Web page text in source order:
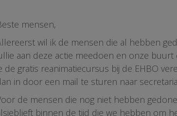
mensen,
wil ik de mensen die al hebben
aan deze actie meedoen en onze
de gratis reanimatiecursus bij de EHBO
in door een mail te sturen naar
de mensen die nog niet hebben
binnen de tijd die we hebben om